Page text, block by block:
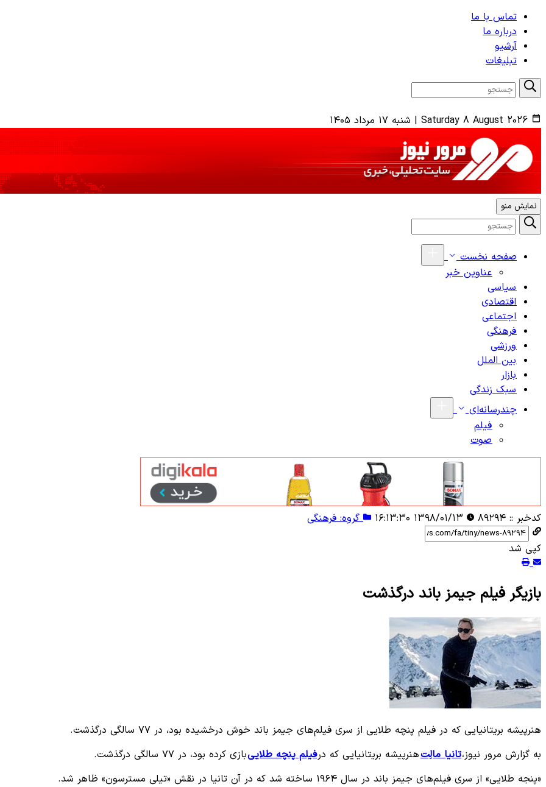
تماس با ما
درباره ما
آرشیو
تبلیغات
Saturday 8 August 2026
| شنبه ۱۷ مرداد ۱۴۰۵
نمایش منو
صفحه نخست
عناوین خبر
سیاسی
اقتصادی
اجتماعی
فرهنگی
ورزشی
بین الملل
بازار
سبک زندگی
چندرسانه‌ای
فیلم
صوت
کدخبر :: ۸۹۲۹۴ گروه: فرهنگی
کپی شد
بازیگر فیلم جیمز باند درگذشت
هنرپیشه بریتانیایی که در فیلم پنچه‌ طلایی از سری فیلم‌های جیمز باند خوش درخشیده بود، در ۷۷ سالگی درگذشت.
به گزارش مرور نیوز،تانیا مالِتهنرپیشه بریتانیایی که درفیلم پنچه‌ طلاییبازی کرده بود، در ۷۷ سالگی درگذشت.
«پنجه طلایی» از سری فیلم‌های جیمز باند در سال ۱۹۶۴ ساخته شد که در آن تانیا در نقش «تیلی مسترسون» ظاهر شد.